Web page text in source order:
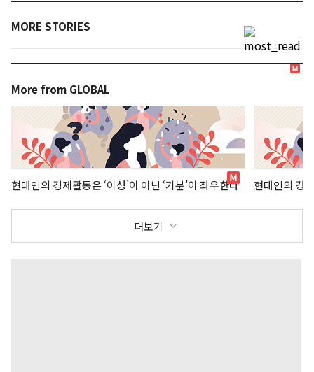
MORE STORIES
More from GLOBAL
현대인의 경제활동은 ‘이성’이 아닌 ‘기분’이 좌우한다 현대인의 경
더보기